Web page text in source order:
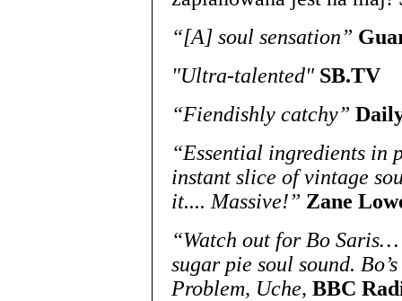
“[A] soul sensation”
"Ultra-talented" SB.TV
“Fiendishly catchy”
“Essential ingredients in
instant slice of vintage
it.... Massive!” Zane
“Watch out for Bo Saris…
sugar pie soul sound.
Problem, Uche, BBC